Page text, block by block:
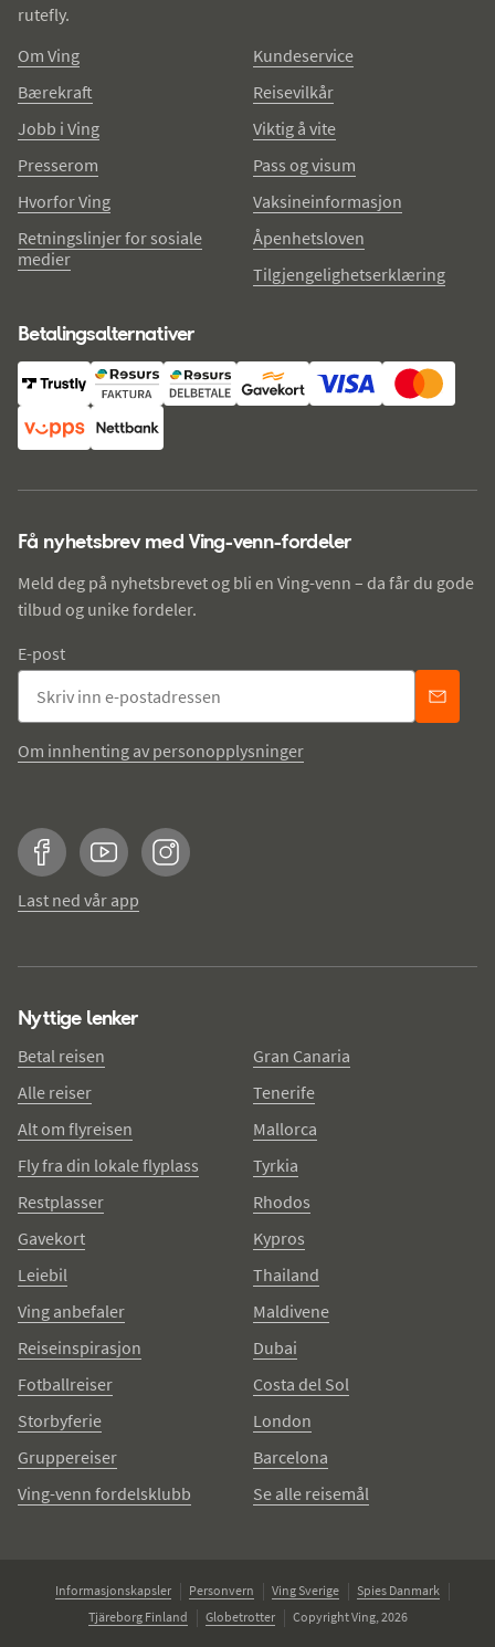
rutefly.
Om Ving
Bærekraft
Jobb i Ving
Presserom
Hvorfor Ving
Retningslinjer for sosiale
medier
Kundeservice
Reisevilkår
Viktig å vite
Pass og visum
Vaksineinformasjon
Åpenhetsloven
Tilgjengelighetserklæring
Betalingsalternativer
Få nyhetsbrev med Ving-venn-fordeler
Meld deg på nyhetsbrevet og bli en Ving-venn – da får du gode
tilbud og unike fordeler.
E-post
Om innhenting av personopplysninger
FacebookYouTubeInstagram
Last ned vår app
Nyttige lenker
Betal reisen
Alle reiser
Alt om flyreisen
Fly fra din lokale flyplass
Restplasser
Gavekort
Leiebil
Ving anbefaler
Reiseinspirasjon
Fotballreiser
Storbyferie
Gruppereiser
Ving-venn fordelsklubb
Gran Canaria
Tenerife
Mallorca
Tyrkia
Rhodos
Kypros
Thailand
Maldivene
Dubai
Costa del Sol
London
Barcelona
Se alle reisemål
Informasjonskapsler Personvern Ving Sverige
Spies Danmark
Tjäreborg Finland
Globetrotter Copyright Ving, 2026